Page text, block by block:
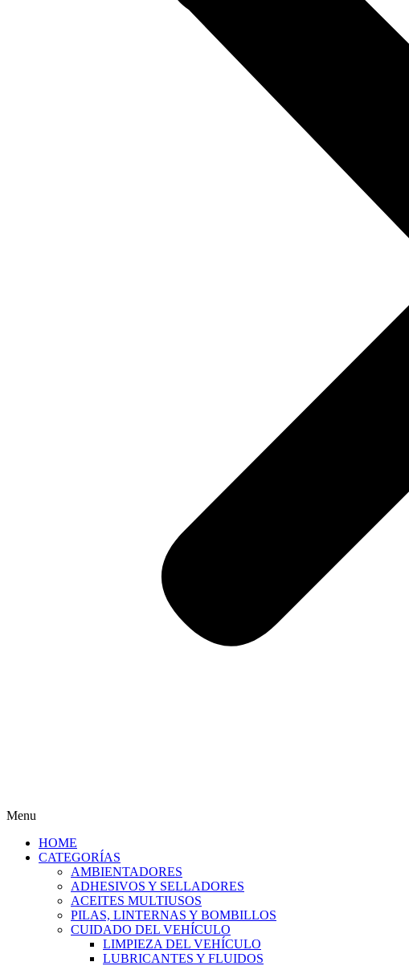
Menu
HOME
CATEGORÍAS
AMBIENTADORES
ADHESIVOS Y SELLADORES
ACEITES MULTIUSOS
PILAS, LINTERNAS Y BOMBILLOS
CUIDADO DEL VEHÍCULO
LIMPIEZA DEL VEHÍCULO
LUBRICANTES Y FLUIDOS